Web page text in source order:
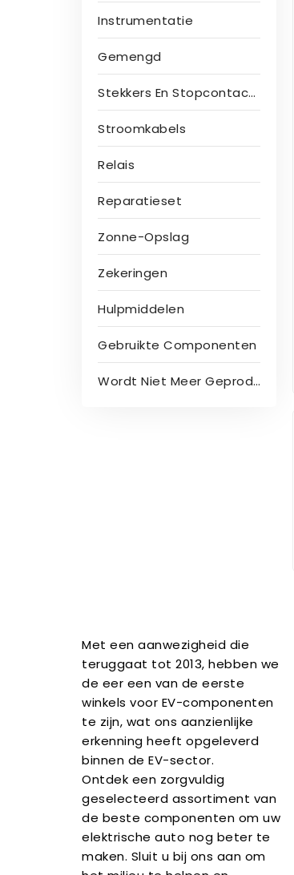
Instrumentatie
Gemengd
Stekkers En Stopcontacten
Stroomkabels
Relais
Reparatieset
Zonne-Opslag
Zekeringen
Hulpmiddelen
Gebruikte Componenten
Wordt Niet Meer Geproduceerd
Met een aanwezigheid die
teruggaat tot 2013, hebben we
de eer een van de eerste
winkels voor EV-componenten
te zijn, wat ons aanzienlijke
erkenning heeft opgeleverd
binnen de EV-sector.
Ontdek een zorgvuldig
geselecteerd assortiment van
de beste componenten om uw
elektrische auto nog beter te
maken. Sluit u bij ons aan om